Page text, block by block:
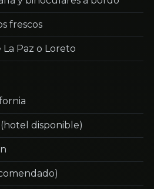
frescos
Paz o Loreto
disponible)